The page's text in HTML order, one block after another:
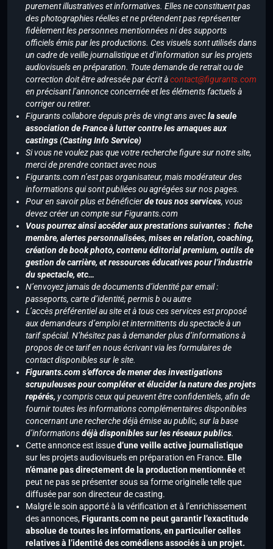
purement illustratives et informatives. Elles ne constituent pas
des photographies réelles et ne prétendent pas représenter
fidèlement les personnes mentionnées ni des supports
officiels émis par les productions. Ces visuels sont utilisés dans
un cadre de veille journalistique et d’information sur les projets
audiovisuels en préparation. Toute demande de retrait ou de
correction doit être adressée par écrit àcontact@figurants.com
en précisant l’annonce concernée et les éléments factuels à
corriger ou retirer.
Figurants collabore depuis près de vingt ans avecla seule
association de France à lutter contre les arnaques aux
castings (Casting Info Service)
Si vous ne voulez pas que votre recherche figure sur notre site,
merci de prendre contact avec nous
Figurants.com n’est pas organisateur, mais modérateur des
informations qui sont publiées ou agrégées sur nos pages.
Pour en savoir plus et bénéficierde tous nos services, vous
devez créer un compte sur Figurants.com
Vous pourrez ainsi accéder aux prestations suivantes : fiche
membre, alertes personnalisées, mises en relation, coaching,
création de book photo, contenu éditorial premium, outils de
gestion de carrière, et ressources éducatives pour l’industrie
du spectacle, etc…
N’envoyez jamais de documents d’identité par email :
passeports, carte d’identité, permis b ou autre
L’accès préférentiel au site et à tous ces services est proposé
aux demandeurs d’emploi et intermittents du spectacle à un
tarif spécial. N’hésitez pas à demander plus d’informations à
propos de ce tarif en nous écrivant via les formulaires de
contact disponibles sur le site.
Figurants.com s’efforce de mener des investigations
scrupuleuses pour compléter et élucider la nature des projets
repérés, y compris ceux qui peuvent être confidentiels, afin de
fournir toutes les informations complémentaires disponibles
concernant une recherche déjà émise au public, sur la base
d’informationsdéjà disponibles sur les réseaux publics.
Cette annonce est issued’une veille active journalistique
sur les projets audiovisuels en préparation en France. Elle
n’émane pas directement de la production mentionnéeet
peut ne pas se présenter sous sa forme originelle telle que
diffusée par son directeur de casting.
Malgré le soin apporté à la vérification et à l’enrichissement
des annonces,Figurants.com ne peut garantir l’exactitude
absolue de toutes les informations, en particulier celles
relatives à l’identité des comédiens associés à un projet.